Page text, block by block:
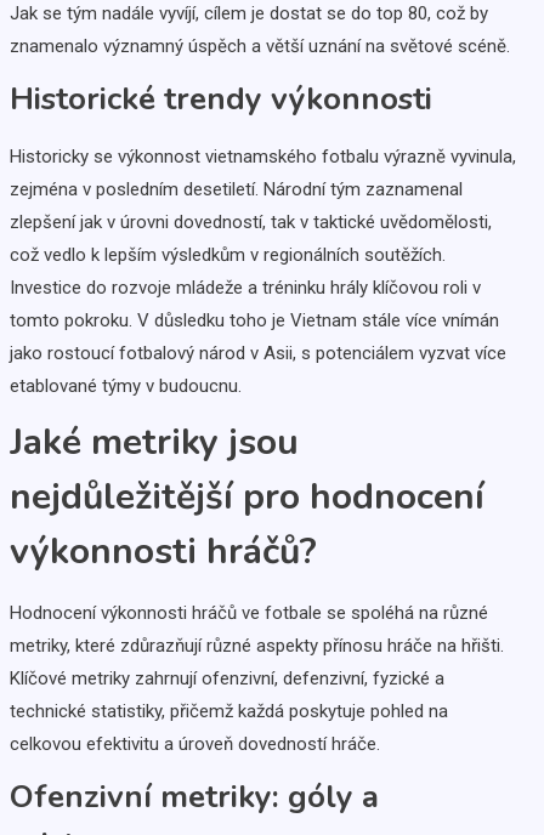
Jak se tým nadále vyvíjí, cílem je dostat se do top 80, což by
znamenalo významný úspěch a větší uznání na světové scéně.
Historické trendy výkonnosti
Historicky se výkonnost vietnamského fotbalu výrazně vyvinula,
zejména v posledním desetiletí. Národní tým zaznamenal
zlepšení jak v úrovni dovedností, tak v taktické uvědomělosti,
což vedlo k lepším výsledkům v regionálních soutěžích.
Investice do rozvoje mládeže a tréninku hrály klíčovou roli v
tomto pokroku. V důsledku toho je Vietnam stále více vnímán
jako rostoucí fotbalový národ v Asii, s potenciálem vyzvat více
etablované týmy v budoucnu.
Jaké metriky jsou
nejdůležitější pro hodnocení
výkonnosti hráčů?
Hodnocení výkonnosti hráčů ve fotbale se spoléhá na různé
metriky, které zdůrazňují různé aspekty přínosu hráče na hřišti.
Klíčové metriky zahrnují ofenzivní, defenzivní, fyzické a
technické statistiky, přičemž každá poskytuje pohled na
celkovou efektivitu a úroveň dovedností hráče.
Ofenzivní metriky: góly a